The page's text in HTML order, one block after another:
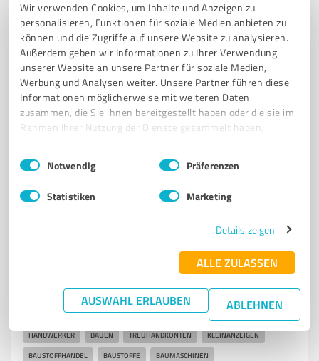
Wir verwenden Cookies, um Inhalte und Anzeigen zu
personalisieren, Funktionen für soziale Medien anbieten zu
können und die Zugriffe auf unsere Website zu analysieren.
Außerdem geben wir Informationen zu Ihrer Verwendung
unserer Website an unsere Partner für soziale Medien,
Werbung und Analysen weiter. Unsere Partner führen diese
Informationen möglicherweise mit weiteren Daten
zusammen, die Sie ihnen bereitgestellt haben oder die sie im
Rahmen Ihrer Nutzung der Dienste gesammelt haben.
Impressum Datenschutzbestimmungen
Einwilligungsauswahl
Notwendig Präferenzen
Statistiken Marketing
Details zeigen
ALLE ZULASSEN
AUSWAHL ERLAUBEN ABLEHNEN
ISO 45001 ARBEITSSCHUTZ BGM BAUÜBERWACHUNG
ARBEITSSICHERHEIT SIGEKO RSA 21 MVAS99
Ruther Straße 48, 30982 Pattensen
Tel. +49 176 70386143 info@gokui.de gokui.de/
5,00 / 5,00
Handwerkerportal, Handwerkersuche, Handwerker
finden, Handwerker Treuhandkonten
HANDWERKERPORTAL HANDWERKER FINDEN
HANDWERKER TREUHANDKONTEN IMMOBILIENPORTAL
HANDWERKER BAUEN TREUHANDKONTEN KLEINANZEIGEN
BAUSTOFFHANDEL BAUSTOFFE BAUMASCHINEN